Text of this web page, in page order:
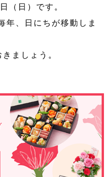
（日）です。
年、日にちが移動しま
ましょう。